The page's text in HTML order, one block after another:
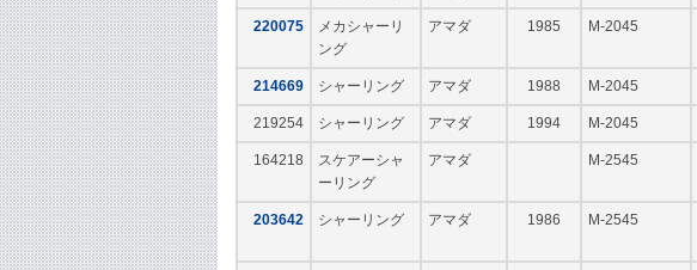
220075
メカシャーリ
ング
アマダ 1985 M-2045
214669 シャーリング アマダ 1988 M-2045
219254 シャーリング アマダ 1994 M-2045
164218
スケアーシャ
ーリング
アマダ M-2545
203642 シャーリング アマダ 1986 M-2545